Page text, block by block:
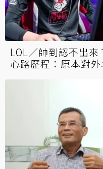
LOL／帥到認不出
心路歷程：原本對